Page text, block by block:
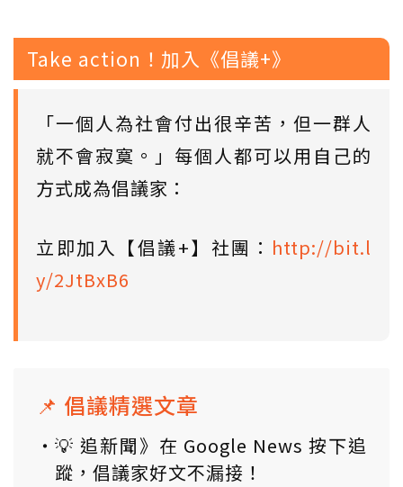
Take action！加入《倡議+》
「一個人為社會付出很辛苦，但一群人
就不會寂寞。」每個人都可以用自己的
方式成為倡議家：
立即加入【倡議+】社團： http://bit.l
y/2JtBxB6
📌 倡議精選文章
💡 追新聞》在 Google News 按下追
蹤，倡議家好文不漏接！